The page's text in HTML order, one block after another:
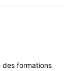
des formations